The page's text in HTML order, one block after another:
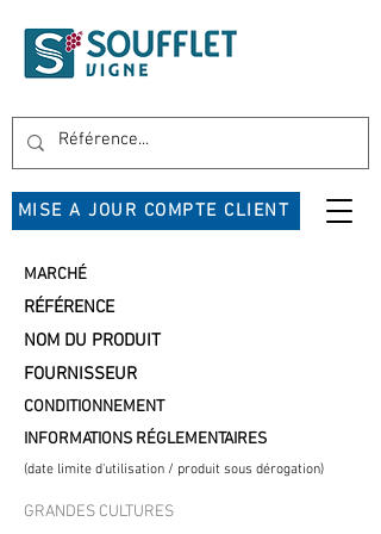
MISE A JOUR COMPTE CLIENT
MARCHÉ
RÉFÉRENCE
NOM DU PRODUIT
FOURNISSEUR
CONDITIONNEMENT
INFORMATIONS RÉGLEMENTAIRES
(date limite d'utilisation / produit sous dérogation)
GRANDES CULTURES